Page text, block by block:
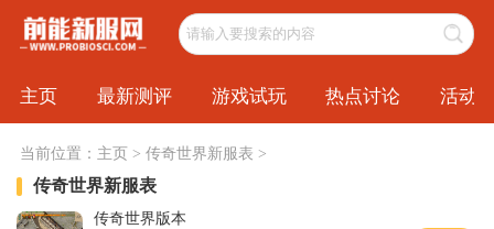
主页 最新测评 游戏试玩 热点讨论 活动
当前位置： 主页> 传奇世界新服表 >
传奇世界新服表
传奇世界版本